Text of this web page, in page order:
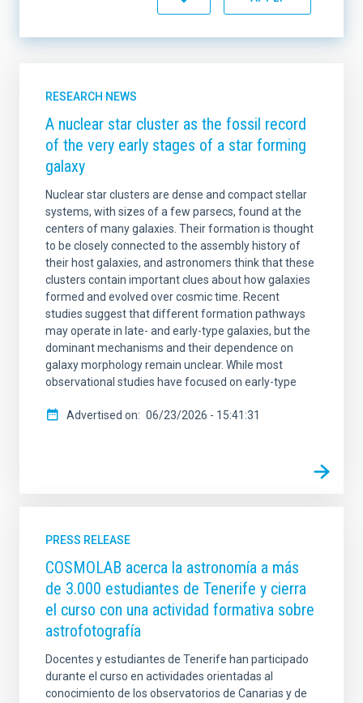
TOPIC
SCOPE
LINES OF RESEARCH
ADVERTISED ON
SORT BY ORDER
RESEARCH NEWS
A nuclear star cluster as the fossil record
of the very early stages of a star forming
galaxy
Nuclear star clusters are dense and compact stellar
systems, with sizes of a few parsecs, found at the
centers of many galaxies. Their formation is thought
to be closely connected to the assembly history of
their host galaxies, and astronomers think that these
clusters contain important clues about how galaxies
formed and evolved over cosmic time. Recent
studies suggest that different formation pathways
may operate in late- and early-type galaxies, but the
dominant mechanisms and their dependence on
galaxy morphology remain unclear. While most
observational studies have focused on early-type
Advertised on 06/23/2026 - 15:41:31
PRESS RELEASE
COSMOLAB acerca la astronomía a más
de 3.000 estudiantes de Tenerife y cierra
el curso con una actividad formativa sobre
astrofotografía
Docentes y estudiantes de Tenerife han participado
durante el curso en actividades orientadas al
conocimiento de los observatorios de Canarias y de